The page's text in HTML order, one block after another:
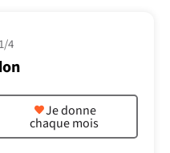
4
Je donne
chaque mois